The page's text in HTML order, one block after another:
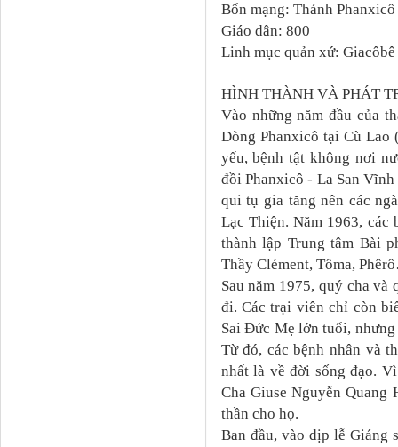
Bổn mạng: Thánh
Giáo dân: 800
Linh mục quản xứ:
HÌNH THÀNH VÀ PHÁT
Vào những năm đầu của
Dòng Phanxicô tại Cù
yếu, bệnh tật không nơi
đồi Phanxicô - La San
qui tụ gia tăng nên các
Lạc Thiện. Năm 1963, các
thành lập Trung tâm Bài
Thầy Clément, Tôma,
Sau năm 1975, quý cha
đi. Các trại viên chỉ còn
Sai Đức Mẹ lớn tuổi,
Từ đó, các bệnh nhân và
nhất là về đời sống đạo.
Cha Giuse Nguyễn
thần cho họ.
Ban đầu, vào dịp lễ Giáng